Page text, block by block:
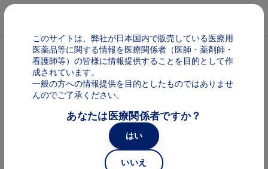
メインコンテンツに移動
ライザケア
このサイトは、弊社が日本国内で販売している医療用
医薬品等に関する情報を医療関係者（医師・薬剤師・
看護師等）の皆様に情報提供することを目的として作
成されています。
一般の方への情報提供を目的としたものではありませ
んのでご了承ください。
あなたは医療関係者ですか？
はい
いいえ